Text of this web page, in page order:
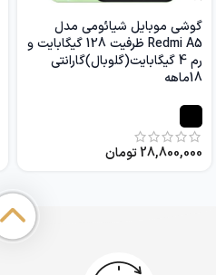
گوشی موبایل شیائومی مدل
Redmi A5 ظرفیت 128 گیگابایت و
رم 4 گیگابایت(گلوبال)گارانتی
18ماهه
28,800,000تومان